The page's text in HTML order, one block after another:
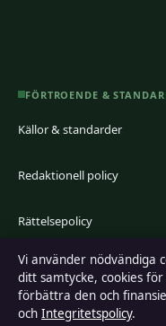
FÖRTROENDE &
Källor & standarder
Redaktionell policy
Rättelsepolicy
Faktagranskningspolicy
Ägande & finansiering
Vi använder nödvändiga
ditt samtycke, cookies
förbättra den och
och Integritetspolicy.